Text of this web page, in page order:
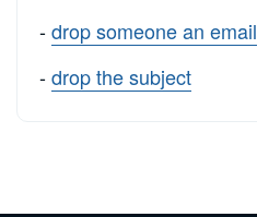
-drop someone an email
-drop the subject